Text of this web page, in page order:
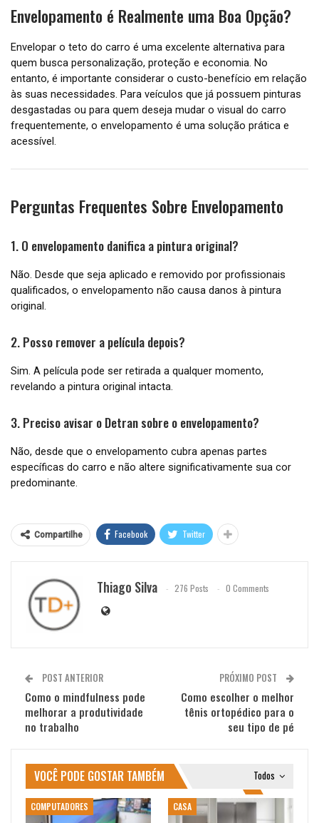
Envelopamento é Realmente uma Boa Opção?
Envelopar o teto do carro é uma excelente alternativa para
quem busca personalização, proteção e economia. No
entanto, é importante considerar o custo-benefício em relação
às suas necessidades. Para veículos que já possuem pinturas
desgastadas ou para quem deseja mudar o visual do carro
frequentemente, o envelopamento é uma solução prática e
acessível.
Perguntas Frequentes Sobre Envelopamento
1. O envelopamento danifica a pintura original?
Não. Desde que seja aplicado e removido por profissionais
qualificados, o envelopamento não causa danos à pintura
original.
2. Posso remover a película depois?
Sim. A película pode ser retirada a qualquer momento,
revelando a pintura original intacta.
3. Preciso avisar o Detran sobre o envelopamento?
Não, desde que o envelopamento cubra apenas partes
específicas do carro e não altere significativamente sua cor
predominante.
Compartilhe Facebook Twitter
Thiago Silva 276 Posts 0 Comments
POST ANTERIOR
Como o mindfulness pode
melhorar a produtividade
no trabalho
PRÓXIMO POST
Como escolher o melhor
tênis ortopédico para o
seu tipo de pé
Todos
VOCÊ PODE GOSTAR TAMBÉM
COMPUTADORES CASA